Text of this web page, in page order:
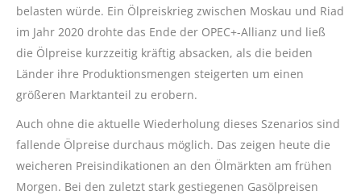
belasten würde. Ein Ölpreiskrieg zwischen Moskau und Riad
im Jahr 2020 drohte das Ende der OPEC+-Allianz und ließ
die Ölpreise kurzzeitig kräftig absacken, als die beiden
Länder ihre Produktionsmengen steigerten um einen
größeren Marktanteil zu erobern.
Auch ohne die aktuelle Wiederholung dieses Szenarios sind
fallende Ölpreise durchaus möglich. Das zeigen heute die
weicheren Preisindikationen an den Ölmärkten am frühen
Morgen. Bei den zuletzt stark gestiegenen Gasölpreisen